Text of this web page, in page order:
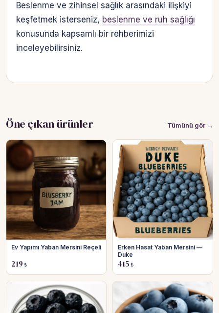
Beslenme ve zihinsel sağlık arasındaki ilişkiyi
keşfetmek isterseniz, beslenme ve ruh sağlığı
konusunda kapsamlı bir rehberimizi
inceleyebilirsiniz.
Öne çıkan ürünler Tümünü gör →
Ev Yapımı Yaban Mersini Reçeli
219 ₺
Erken Hasat Yaban Mersini —
Duke
415 ₺